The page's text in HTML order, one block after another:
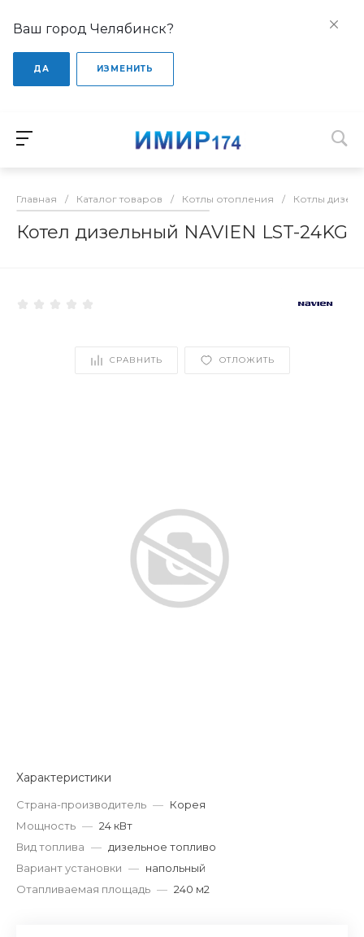
Ваш город Челябинск?
ДА ИЗМЕНИТЬ
Главная / Каталог товаров / Котлы отопления / Котлы
Котел дизельный NAVIEN LST-24KG
СРАВНИТЬ ОТЛОЖИТЬ
Характеристики
Страна-производитель — Корея
Мощность — 24 кВт
Вид топлива — дизельное топливо
Вариант установки — напольный
Отапливаемая площадь — 240 м2